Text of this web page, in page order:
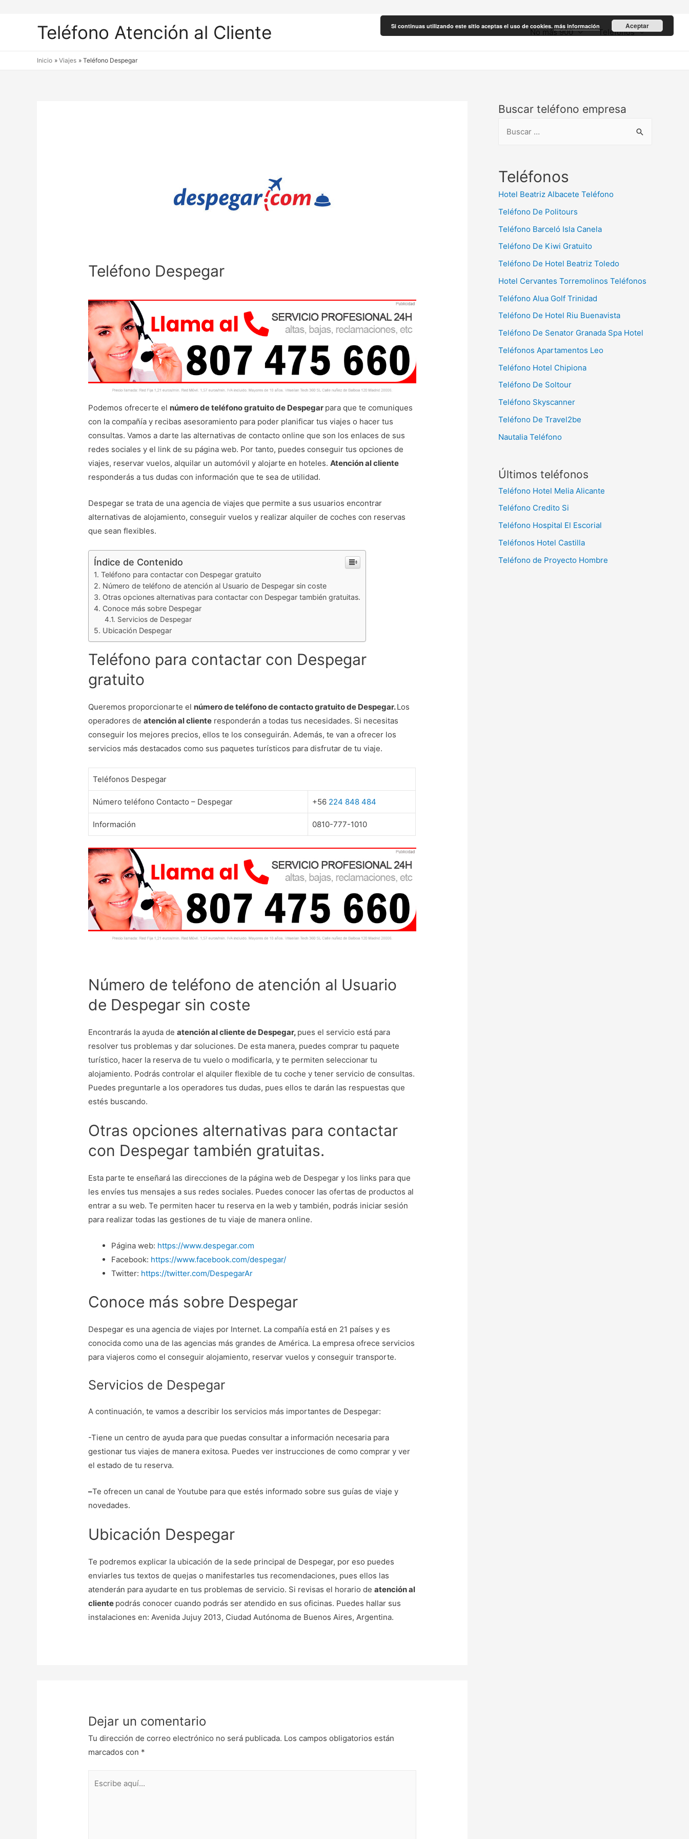
Teléfono Atención al Cliente No más 900 Teléfonos
Inicio Viajes Teléfono Despegar
Teléfono Despegar
Podemos ofrecerte el número de teléfono gratuito de Despegar para que te comuniques
con la compañía y recibas asesoramiento para poder planificar tus viajes o hacer tus
consultas. Vamos a darte las alternativas de contacto online que son los enlaces de sus
redes sociales y el link de su página web. Por tanto, puedes conseguir tus opciones de
viajes, reservar vuelos, alquilar un automóvil y alojarte en hoteles.Atención al cliente
responderás a tus dudas con información que te sea de utilidad.
Despegar se trata de una agencia de viajes que permite a sus usuarios encontrar
alternativas de alojamiento, conseguir vuelos y realizar alquiler de coches con reservas
que sean flexibles.
Índice de Contenido
Teléfono para contactar con Despegar gratuito
Número de teléfono de atención al Usuario de Despegar sin coste
Otras opciones alternativas para contactar con Despegar también gratuitas.
Conoce más sobre Despegar
Servicios de Despegar
Ubicación Despegar
Teléfono para contactar con Despegar
gratuito
Queremos proporcionarte el número de teléfono de contacto gratuito de Despegar.Los
operadores deatención al cliente responderán a todas tus necesidades. Si necesitas
conseguir los mejores precios, ellos te los conseguirán. Además, te van a ofrecer los
servicios más destacados como sus paquetes turísticos para disfrutar de tu viaje.
Teléfonos Despegar
Número teléfono Contacto – Despegar +56 224 848 484
Información 0810-777-1010
Número de teléfono de atención al Usuario
de Despegar sin coste
Encontrarás la ayuda deatención al cliente de Despegar, pues el servicio está para
resolver tus problemas y dar soluciones. De esta manera, puedes comprar tu paquete
turístico, hacer la reserva de tu vuelo o modificarla, y te permiten seleccionar tu
alojamiento. Podrás controlar el alquiler flexible de tu coche y tener servicio de consultas.
Puedes preguntarle a los operadores tus dudas, pues ellos te darán las respuestas que
estés buscando.
Otras opciones alternativas para contactar
con Despegar también gratuitas.
Esta parte te enseñará las direcciones de la página web de Despegar y los links para que
les envíes tus mensajes a sus redes sociales. Puedes conocer las ofertas de productos al
entrar a su web. Te permiten hacer tu reserva en la web y también, podrás iniciar sesión
para realizar todas las gestiones de tu viaje de manera online.
Página web: https://www.despegar.com
Facebook: https://www.facebook.com/despegar/
Twitter: https://twitter.com/DespegarAr
Conoce más sobre Despegar
Despegar es una agencia de viajes por Internet. La compañía está en 21 países y es
conocida como una de las agencias más grandes de América. La empresa ofrece servicios
para viajeros como el conseguir alojamiento, reservar vuelos y conseguir transporte.
Servicios de Despegar
A continuación, te vamos a describir los servicios más importantes de Despegar:
-Tiene un centro de ayuda para que puedas consultar a información necesaria para
gestionar tus viajes de manera exitosa. Puedes ver instrucciones de como comprar y ver
el estado de tu reserva.
–Te ofrecen un canal de Youtube para que estés informado sobre sus guías de viaje y
novedades.
Ubicación Despegar
Te podremos explicar la ubicación de la sede principal de Despegar, por eso puedes
enviarles tus textos de quejas o manifestarles tus recomendaciones, pues ellos las
atenderán para ayudarte en tus problemas de servicio. Si revisas el horario deatención al
cliente podrás conocer cuando podrás ser atendido en sus oficinas. Puedes hallar sus
instalaciones en: Avenida Jujuy 2013, Ciudad Autónoma de Buenos Aires, Argentina.
Dejar un comentario
Tu dirección de correo electrónico no será publicada. Los campos obligatorios están
marcados con *
Buscar teléfono empresa
c
Teléfonos
Hotel Beatriz Albacete Teléfono
Teléfono De Politours
Teléfono Barceló Isla Canela
Teléfono De Kiwi Gratuito
Teléfono De Hotel Beatriz Toledo
Hotel Cervantes Torremolinos Teléfonos
Teléfono Alua Golf Trinidad
Teléfono De Hotel Riu Buenavista
Teléfono De Senator Granada Spa Hotel
Teléfonos Apartamentos Leo
Teléfono Hotel Chipiona
Teléfono De Soltour
Teléfono Skyscanner
Teléfono De Travel2be
Nautalia Teléfono
Últimos teléfonos
Teléfono Hotel Melia Alicante
Teléfono Credito Si
Teléfono Hospital El Escorial
Teléfonos Hotel Castilla
Teléfono de Proyecto Hombre
Si continuas utilizando este sitio aceptas el uso de cookies. más información Aceptar